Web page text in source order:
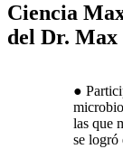
Ciencia
del Dr.
●
las que
se logró